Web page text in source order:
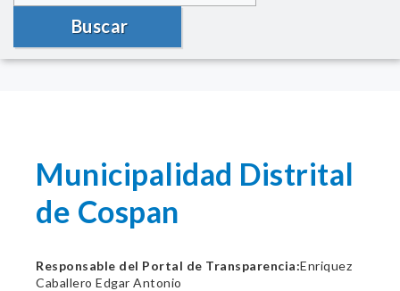
Buscar
Municipalidad Distrital
de Cospan
Responsable del Portal de Transparencia:Enriquez
Caballero Edgar Antonio